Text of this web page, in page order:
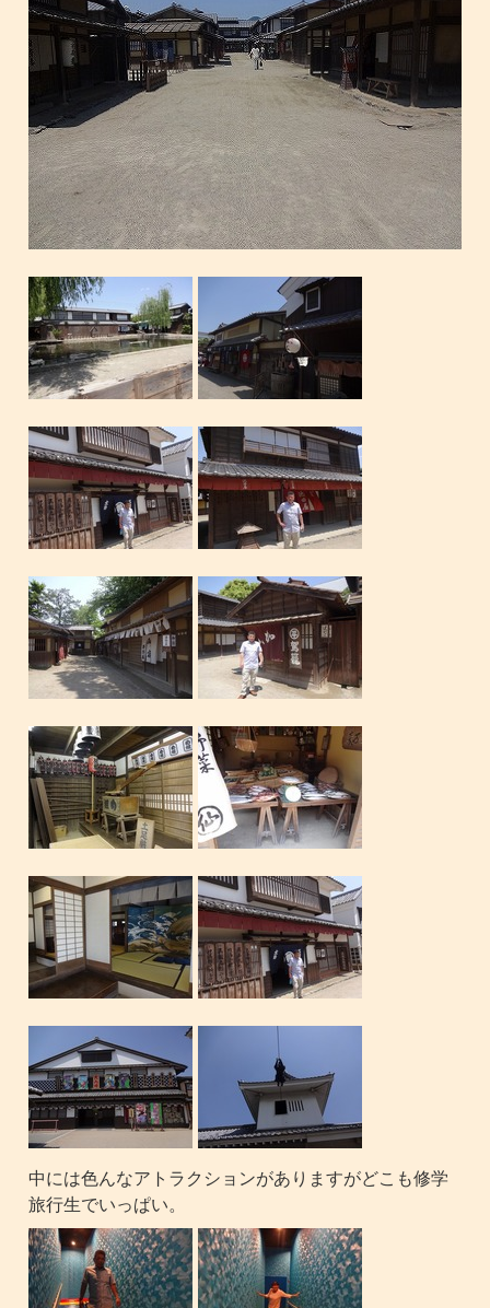
中には色んなアトラクションがありますがどこも修学
旅行生でいっぱい。